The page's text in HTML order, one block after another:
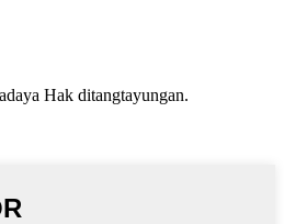
Hak ditangtayungan.